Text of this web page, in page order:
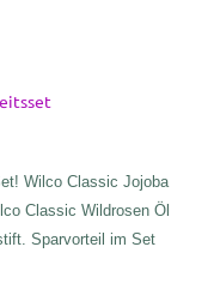
Wilco Classic Jojoba
Classic Wildrosen Öl
Sparvorteil im Set